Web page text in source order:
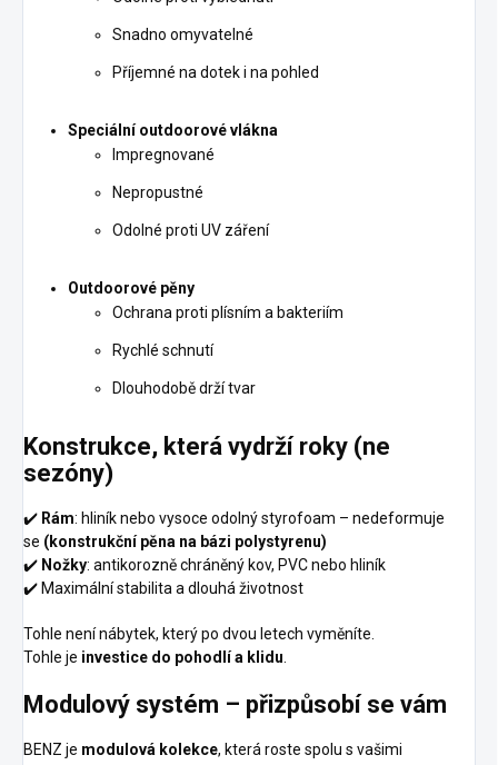
Snadno omyvatelné
Příjemné na dotek i na pohled
Speciální outdoorové vlákna
Impregnované
Nepropustné
Odolné proti UV záření
Outdoorové pěny
Ochrana proti plísním a bakteriím
Rychlé schnutí
Dlouhodobě drží tvar
Konstrukce, která vydrží roky (ne
sezóny)
✔️ Rám: hliník nebo vysoce odolný styrofoam – nedeformuje
se (konstrukční pěna na bázi polystyrenu)
✔️ Nožky: antikorozně chráněný kov, PVC nebo hliník
✔️ Maximální stabilita a dlouhá životnost
Tohle není nábytek, který po dvou letech vyměníte.
Tohle je investice do pohodlí a klidu
Modulový systém – přizpůsobí se vám
BENZ je modulová kolekce, která roste spolu s vašimi